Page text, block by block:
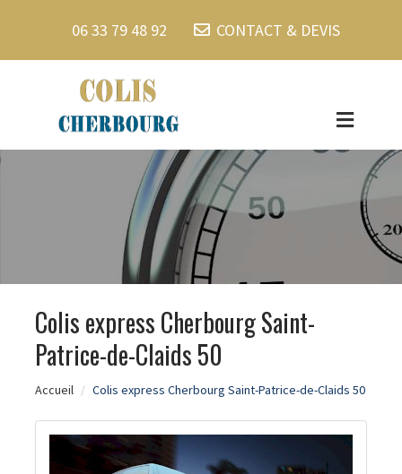
06 33 79 48 92 CONTACT & DEVIS
Colis express Cherbourg Saint-
Patrice-de-Claids 50
Accueil Colis express Cherbourg Saint-Patrice-de-Claids 50